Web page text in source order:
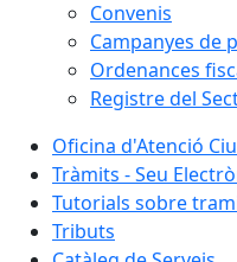
Convenis
Campanyes de
Ordenances
Registre del
Oficina d'Atenció
Tràmits - Seu
Tutorials sobre
Tributs